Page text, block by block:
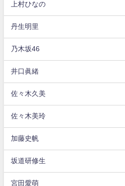
上村ひなの
丹生明里
乃木坂46
井口眞緒
佐々木久美
佐々木美玲
加藤史帆
坂道研修生
宮田愛萌